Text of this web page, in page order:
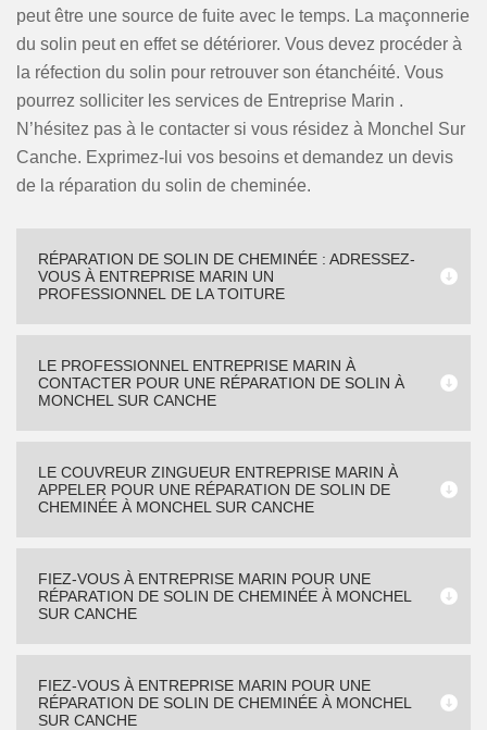
peut être une source de fuite avec le temps. La maçonnerie
du solin peut en effet se détériorer. Vous devez procéder à
la réfection du solin pour retrouver son étanchéité. Vous
pourrez solliciter les services de Entreprise Marin .
N’hésitez pas à le contacter si vous résidez à Monchel Sur
Canche. Exprimez-lui vos besoins et demandez un devis
de la réparation du solin de cheminée.
RÉPARATION DE SOLIN DE CHEMINÉE : ADRESSEZ-
VOUS À ENTREPRISE MARIN UN
PROFESSIONNEL DE LA TOITURE
LE PROFESSIONNEL ENTREPRISE MARIN À
CONTACTER POUR UNE RÉPARATION DE SOLIN À
MONCHEL SUR CANCHE
LE COUVREUR ZINGUEUR ENTREPRISE MARIN À
APPELER POUR UNE RÉPARATION DE SOLIN DE
CHEMINÉE À MONCHEL SUR CANCHE
FIEZ-VOUS À ENTREPRISE MARIN POUR UNE
RÉPARATION DE SOLIN DE CHEMINÉE À MONCHEL
SUR CANCHE
FIEZ-VOUS À ENTREPRISE MARIN POUR UNE
RÉPARATION DE SOLIN DE CHEMINÉE À MONCHEL
SUR CANCHE